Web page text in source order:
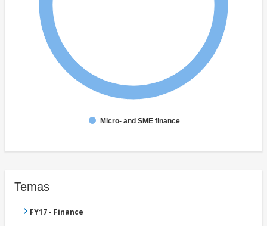
Micro- and SME finance
Temas
FY17 - Finance